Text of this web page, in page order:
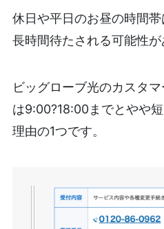
休日や平日のお昼の時間帯
長時間待たされる可能性が
ビッグローブ光のカスタ
は9:00?18:00までとやや
理由の1つです。